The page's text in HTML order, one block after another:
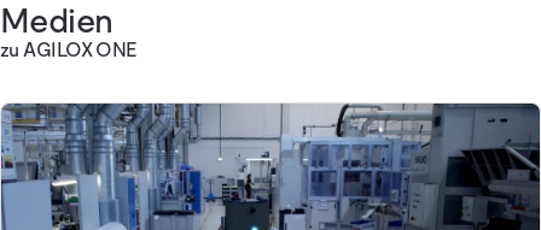
Medien
zu AGILOX ONE